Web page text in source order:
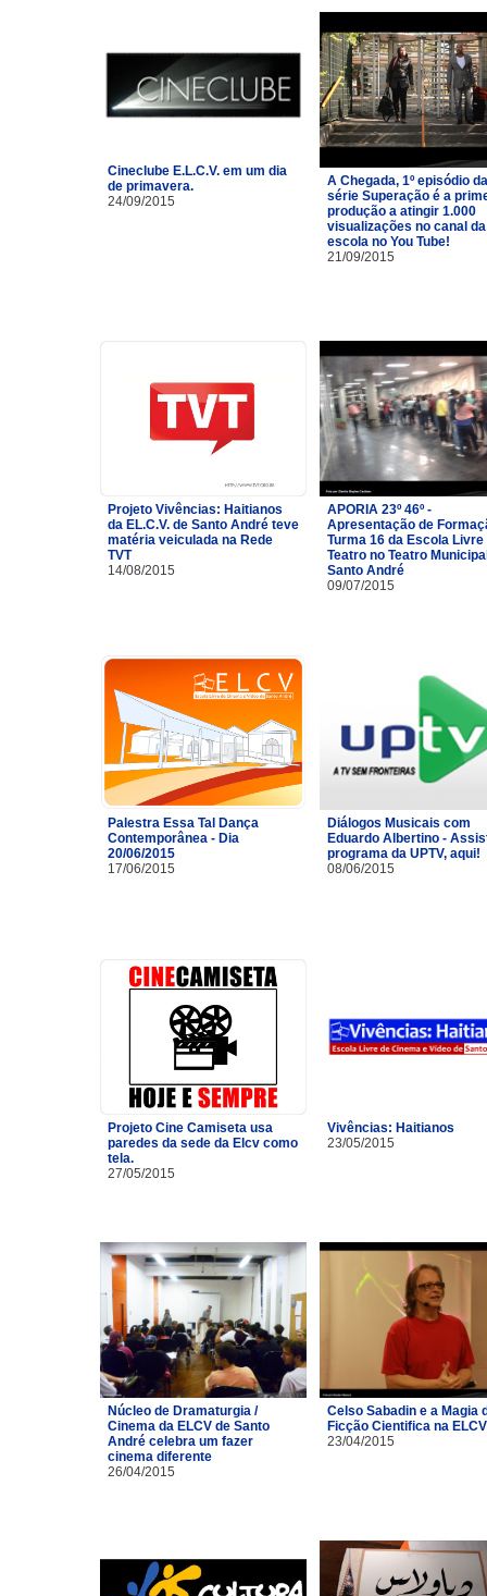
Cineclube E.L.C.V. em um dia
de primavera.
24/09/2015
A Chegada, 1º episódio
série Superação é a
produção a atingir 1.000
visualizações no canal da
escola no You Tube!
21/09/2015
Projeto Vivências: Haitianos
da EL.C.V. de Santo André teve
matéria veiculada na Rede
TVT
14/08/2015
APORIA 23º 46º -
Apresentação de
Turma 16 da Escola Livre
Teatro no Teatro
Santo André
09/07/2015
Palestra Essa Tal Dança
Contemporânea - Dia
20/06/2015
17/06/2015
Diálogos Musicais com
Eduardo Albertino -
programa da UPTV, aqui!
08/06/2015
Projeto Cine Camiseta usa
paredes da sede da Elcv como
tela.
27/05/2015
Vivências: Haitianos
23/05/2015
Núcleo de Dramaturgia /
Cinema da ELCV de Santo
André celebra um fazer
cinema diferente
26/04/2015
Celso Sabadin e a Magia
Ficção Cientifica na ELCV
23/04/2015